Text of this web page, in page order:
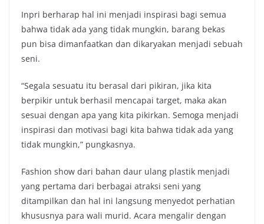
Inpri berharap hal ini menjadi inspirasi bagi semua
bahwa tidak ada yang tidak mungkin, barang bekas
pun bisa dimanfaatkan dan dikaryakan menjadi sebuah
seni.
“Segala sesuatu itu berasal dari pikiran, jika kita
berpikir untuk berhasil mencapai target, maka akan
sesuai dengan apa yang kita pikirkan. Semoga menjadi
inspirasi dan motivasi bagi kita bahwa tidak ada yang
tidak mungkin,” pungkasnya.
Fashion show dari bahan daur ulang plastik menjadi
yang pertama dari berbagai atraksi seni yang
ditampilkan dan hal ini langsung menyedot perhatian
khususnya para wali murid. Acara mengalir dengan